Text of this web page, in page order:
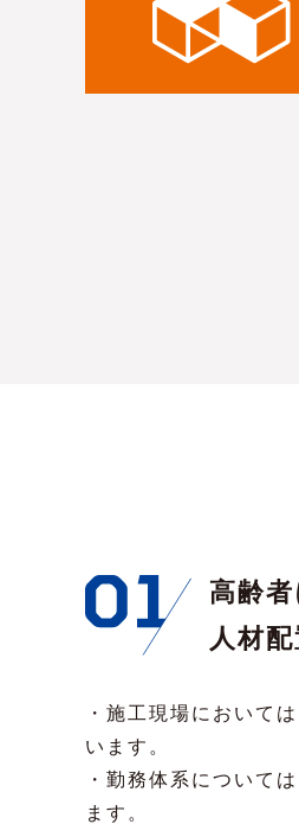
高齢
人材
・施工現場において
います。
・勤務体系について
ます。